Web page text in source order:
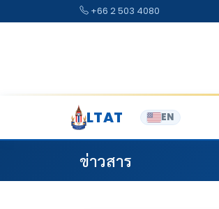
+66 2 503 4080
LTAT EN
ข่าวสาร